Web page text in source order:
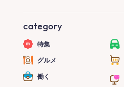
category
特集
グルメ
働く